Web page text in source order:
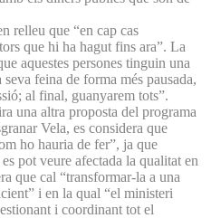
relleu que “en cap cas
que hi ha hagut fins ara”. La
aquestes persones tinguin una
feina de forma més pausada,
al final, guanyarem tots”.
una altra proposta del programa
Vela, es considera que
ho hauria de fer”, ja que
pot veure afectada la qualitat en
que cal “transformar-la a una
i en la qual “el ministeri
i coordinant tot el